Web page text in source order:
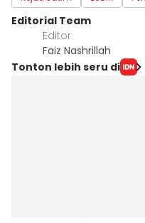
Editorial Team
Editor
Faiz Nashrillah
Tonton lebih seru di